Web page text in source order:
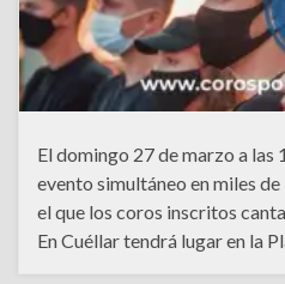
El domingo 27 de marzo a las
evento simultáneo en miles
el que los coros inscritos
En Cuéllar tendrá lugar en la